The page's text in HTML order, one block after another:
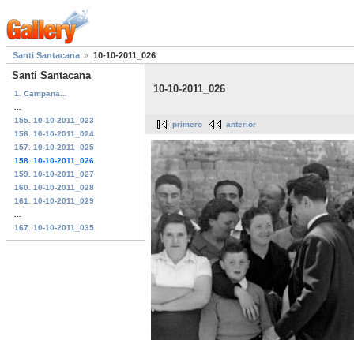
Santi Santacana 10-10-2011_026
Santi Santacana
1. Campana...
155. 10-10-2011_023
156. 10-10-2011_024
157. 10-10-2011_025
158. 10-10-2011_026
159. 10-10-2011_027
160. 10-10-2011_028
161. 10-10-2011_029
167. 10-10-2011_035
10-10-2011_026
primero anterior